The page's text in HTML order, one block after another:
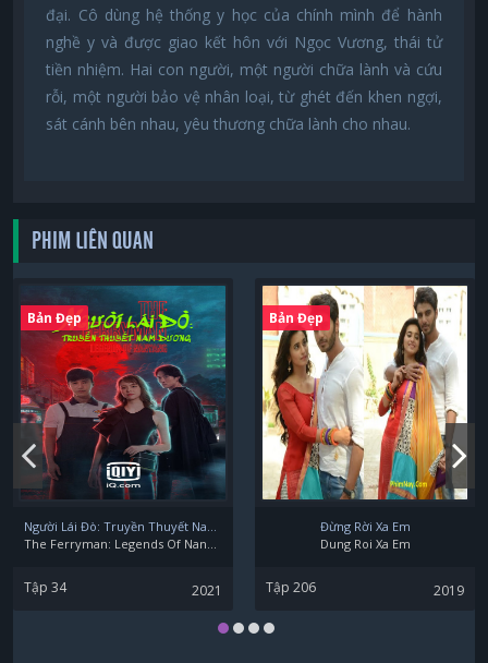
đại. Cô dùng hệ thống y học của chính mình để hành
nghề y và được giao kết hôn với Ngọc Vương, thái tử
tiền nhiệm. Hai con người, một người chữa lành và cứu
rỗi, một người bảo vệ nhân loại, từ ghét đến khen ngợi,
sát cánh bên nhau, yêu thương chữa lành cho nhau.
PHIM LIÊN QUAN
Bản Đẹp
Người Lái Đò: Truyền Thuyết Nam Dương
The Ferryman: Legends Of Nanyang
Tập 34 2021
Bản Đẹp
Đừng Rời Xa Em
Dung Roi Xa Em
Tập 206 2019